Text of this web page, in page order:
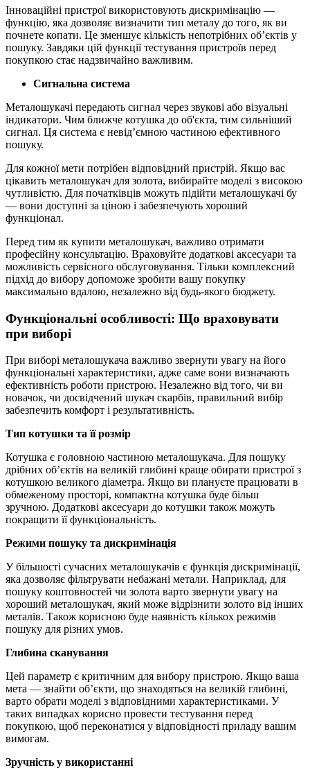
Інноваційні пристрої використовують дискримінацію —
функцію, яка дозволяє визначити тип металу до того, як ви
почнете копати. Це зменшує кількість непотрібних об’єктів у
пошуку. Завдяки цій функції тестування пристроїв перед
покупкою стає надзвичайно важливим.
Сигнальна система
Металошукачі передають сигнал через звукові або візуальні
індикатори. Чим ближче котушка до об'єкта, тим сильніший
сигнал. Ця система є невід’ємною частиною ефективного
пошуку.
Для кожної мети потрібен відповідний пристрій. Якщо вас
цікавить металошукач для золота, вибирайте моделі з високою
чутливістю. Для початківців можуть підійти металошукачі бу
— вони доступні за ціною і забезпечують хороший
функціонал.
Перед тим як купити металошукач, важливо отримати
професійну консультацію. Враховуйте додаткові аксесуари та
можливість сервісного обслуговування. Тільки комплексний
підхід до вибору допоможе зробити вашу покупку
максимально вдалою, незалежно від будь-якого бюджету.
Функціональні особливості: Що враховувати
при виборі
При виборі металошукача важливо звернути увагу на його
функціональні характеристики, адже саме вони визначають
ефективність роботи пристрою. Незалежно від того, чи ви
новачок, чи досвідчений шукач скарбів, правильний вибір
забезпечить комфорт і результативність.
Тип котушки та її розмір
Котушка є головною частиною металошукача. Для пошуку
дрібних об’єктів на великій глибині краще обирати пристрої з
котушкою великого діаметра. Якщо ви плануєте працювати в
обмеженому просторі, компактна котушка буде більш
зручною. Додаткові аксесуари до котушки також можуть
покращити її функціональність.
Режими пошуку та дискримінація
У більшості сучасних металошукачів є функція дискримінації,
яка дозволяє фільтрувати небажані метали. Наприклад, для
пошуку коштовностей чи золота варто звернути увагу на
хороший металошукач, який може відрізнити золото від інших
металів. Також корисною буде наявність кількох режимів
пошуку для різних умов.
Глибина сканування
Цей параметр є критичним для вибору пристрою. Якщо ваша
мета — знайти об’єкти, що знаходяться на великій глибині,
варто обрати моделі з відповідними характеристиками. У
таких випадках корисно провести тестування перед
покупкою, щоб переконатися у відповідності приладу вашим
вимогам.
Зручність у використанні